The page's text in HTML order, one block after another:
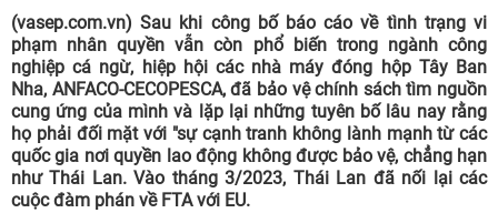
(vasep.com.vn) Sau khi công bố báo cáo về tình trạng vi
phạm nhân quyền vẫn còn phổ biến trong ngành công
nghiệp cá ngừ, hiệp hội các nhà máy đóng hộp Tây Ban
Nha, ANFACO-CECOPESCA, đã bảo vệ chính sách tìm nguồn
cung ứng của mình và lặp lại những tuyên bố lâu nay rằng
họ phải đối mặt với "sự cạnh tranh không lành mạnh từ các
quốc gia nơi quyền lao động không được bảo vệ, chẳng hạn
như Thái Lan. Vào tháng 3/2023, Thái Lan đã nối lại các
cuộc đàm phán về FTA với EU.